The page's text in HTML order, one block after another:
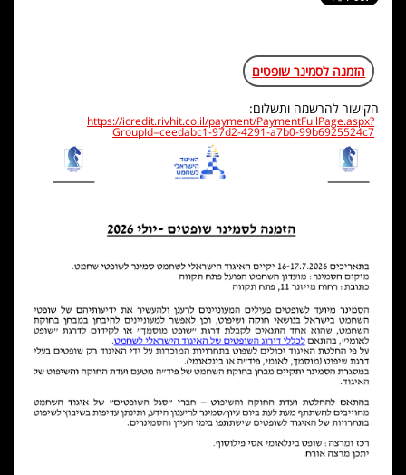
הזמנה לסמינר שופטים
הקישור להרשמה ותשלום:
https://icredit.rivhit.co.il/payment/PaymentFullPage.aspx?
GroupId=ceedabc1-97d2-4291-a7b0-99b6925524c7